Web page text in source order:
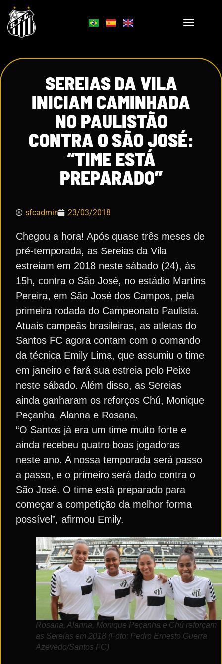
SEREIAS DA VILA
INICIAM CAMINHADA
NO PAULISTÃO
CONTRA O SÃO JOSÉ:
“TIME ESTÁ
PREPARADO”
sfcadmin 23/03/2018
Chegou a hora! Após quase três meses de
pré-temporada, as Sereias da Vila
estreiam em 2018 neste sábado (24), às
15h, contra o São José, no estádio Martins
Pereira, em São José dos Campos, pela
primeira rodada do Campeonato Paulista.
Atuais campeãs brasileiras, as atletas do
Santos FC agora contam com o comando
da técnica Emily Lima, que assumiu o time
em janeiro e fará sua estreia pelo Peixe
neste sábado. Além disso, as Sereias
ainda ganharam os reforços Chú, Monique
Peçanha, Alanna e Rosana.
“O Santos já era um time muito forte e
ainda recebeu quatro boas jogadoras
neste ano. A nossa temporada será passo
a passo, e o primeiro será dado contra o
São José. O time está preparado para
começar a competição da melhor forma
possível”, afirmou Emily.
Rosana, Alanna, Monique Peçanha e Chú reforçam
as Sereias em 2018 (Foto: Pedro Ernesto Guerra
Azevedo/Santos FC)